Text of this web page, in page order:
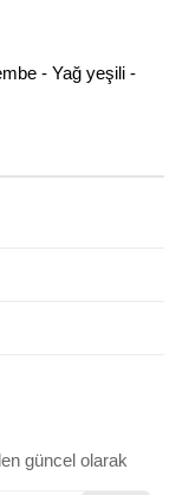
- Yağ yeşili -
güncel olarak